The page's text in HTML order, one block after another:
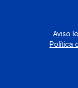
Aviso
Política